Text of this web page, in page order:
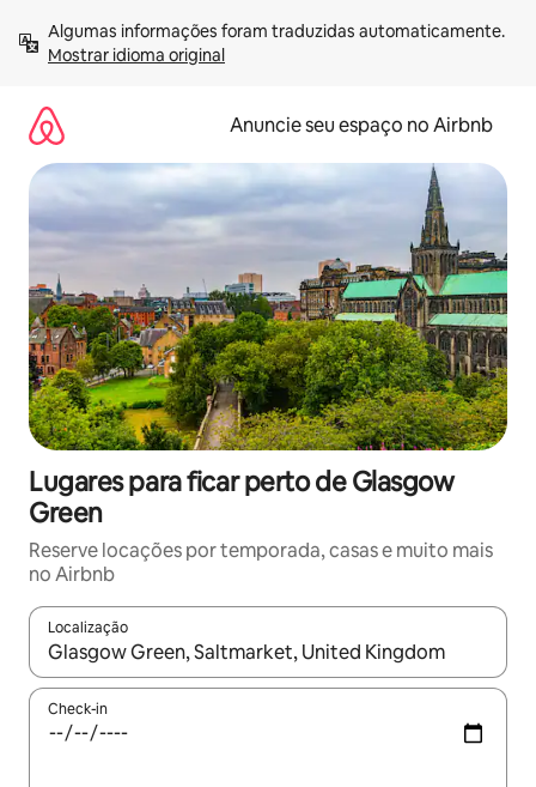
para
Mostrar idioma original
Anuncie seu espaço no Airbnb
Lugares para ficar perto de Glasgow
Green
Reserve locações por temporada, casas e muito mais
no Airbnb
Localização
Quando os resultados estiverem disponíveis, explore-os
Check-in